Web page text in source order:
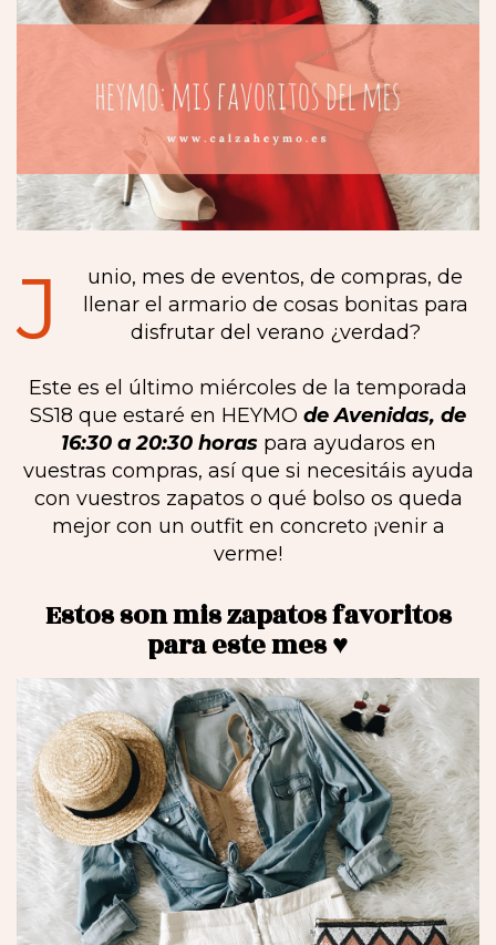
J
unio, mes de eventos, de compras, de
llenar el armario de cosas bonitas para
disfrutar del verano ¿verdad?
Este es el último miércoles de la temporada
SS18 que estaré en HEYMO de Avenidas, de
16:30 a 20:30 horaspara ayudaros en
vuestras compras, así que si necesitáis ayuda
con vuestros zapatos o qué bolso os queda
mejor con un outfit en concreto ¡venir a
verme!
Estos son mis zapatos favoritos
para este mes ♥